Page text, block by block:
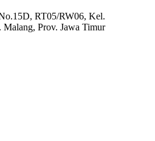
RT05/RW06, Kel.
Prov. Jawa Timur